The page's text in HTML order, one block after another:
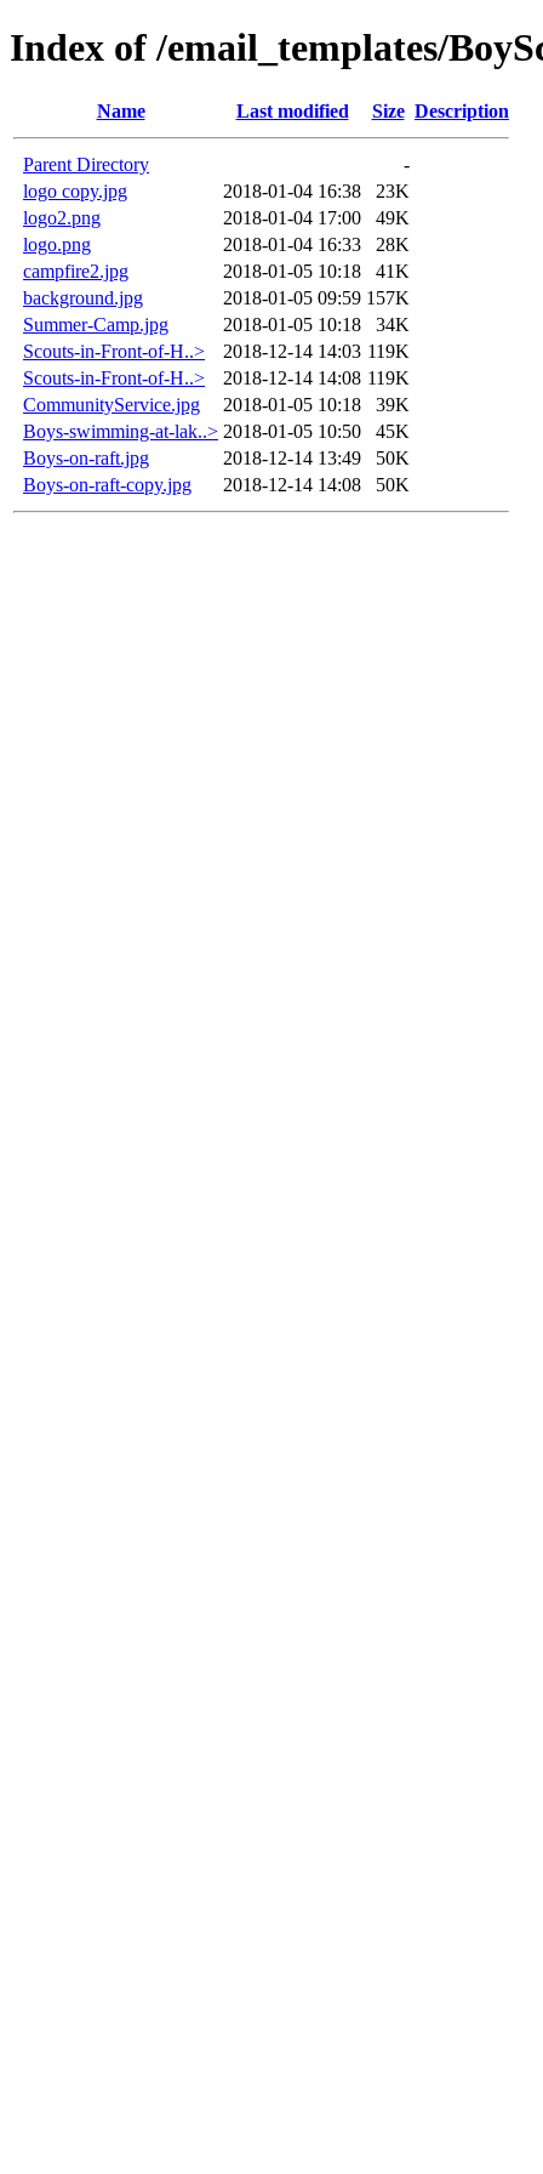
Index of /email_templates/
Name Last modified Size Description
Parent Directory
-
logo copy.jpg
2018-01-04 16:38
23K
logo2.png
2018-01-04 17:00
49K
logo.png
2018-01-04 16:33
28K
campfire2.jpg
2018-01-05 10:18
41K
background.jpg
2018-01-05 09:59 157K
Summer-Camp.jpg
2018-01-05 10:18
34K
Scouts-in-Front-of-H..>
2018-12-14 14:03 119K
Scouts-in-Front-of-H..>
2018-12-14 14:08 119K
CommunityService.jpg
2018-01-05 10:18
39K
Boys-swimming-at-lak..> 2018-01-05 10:50
45K
Boys-on-raft.jpg
2018-12-14 13:49
50K
Boys-on-raft-copy.jpg
2018-12-14 14:08 50K